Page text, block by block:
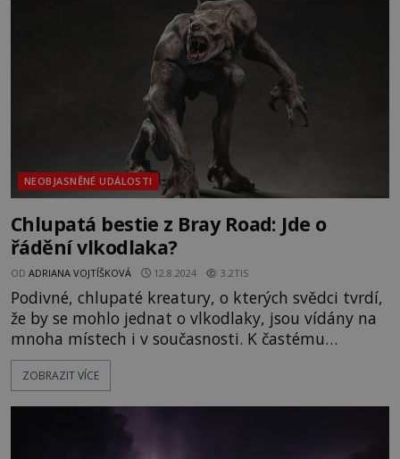
očích. Pak jsem se na chvíli zapovídala s kamar
NEOBJASNĚNÉ UDÁLOSTI
Chlupatá bestie z Bray Road: Jde o
řádění vlkodlaka?
OD ADRIANA VOJTÍŠKOVÁ 12.8.2024 3.2TIS
Podivné, chlupaté kreatury, o kterých svědci tvrdí,
že by se mohlo jednat o vlkodlaky, jsou vídány na
mnoha místech i v současnosti. K častému
pozorování takového tvora např. dochází v
americkém státě Wisconsin u silnice Bray Road.
ZOBRAZIT VÍCE